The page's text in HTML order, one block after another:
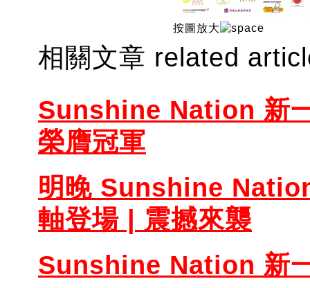
按圖放大
相關文章 related
Sunshine Nation 新
榮膺冠軍
明晚 Sunshine
軸登場 | 震撼來襲
Sunshine Nation 新